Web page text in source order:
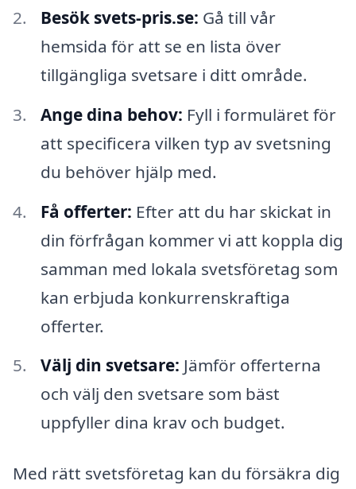
Besök svets-pris.se: Gå till vår
hemsida för att se en lista över
tillgängliga svetsare i ditt område.
Ange dina behov: Fyll i formuläret för
att specificera vilken typ av svetsning
du behöver hjälp med.
Få offerter: Efter att du har skickat in
din förfrågan kommer vi att koppla dig
samman med lokala svetsföretag som
kan erbjuda konkurrenskraftiga
offerter.
Välj din svetsare: Jämför offerterna
och välj den svetsare som bäst
uppfyller dina krav och budget.
Med rätt svetsföretag kan du försäkra dig